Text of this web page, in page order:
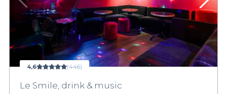
4,6 (446)
Le Smile, drink & music